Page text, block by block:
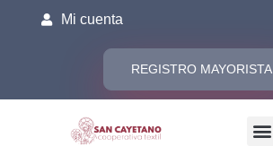
Mi cuenta
REGISTRO MAYORISTA